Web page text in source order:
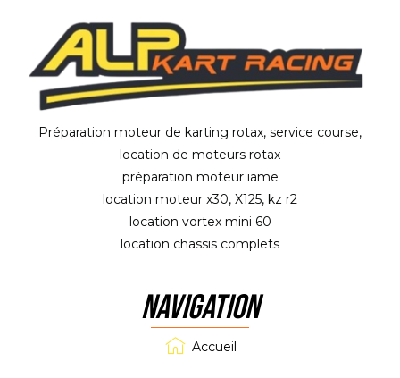
Préparation moteur de karting rotax, service course,
location de moteurs rotax
préparation moteur iame
location moteur x30, X125, kz r2
location vortex mini 60
location chassis complets
NAVIGATION
Accueil